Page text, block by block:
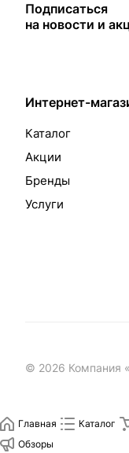
Подписаться
на новости и
Интернет-
Каталог
Акции
Бренды
Услуги
© 2026 Компания
Главная Каталог
Обзоры